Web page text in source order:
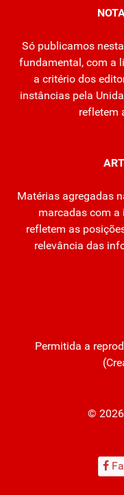
Só publicamos
fundamental, com a
a critério dos
instâncias pela
refletem
Matérias agregadas
marcadas com a
refletem as
relevância das
Permitida a
(
©